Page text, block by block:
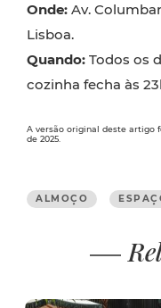
Onde: Av.
Lisboa.
Quando: Todos os
cozinha fecha às
A versão original deste artigo
de 2025.
ALMOÇO